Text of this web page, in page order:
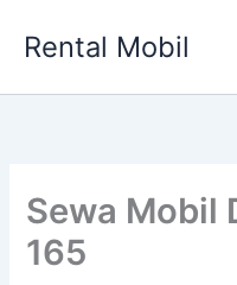
Rental Mobil
Sewa Mobil
165